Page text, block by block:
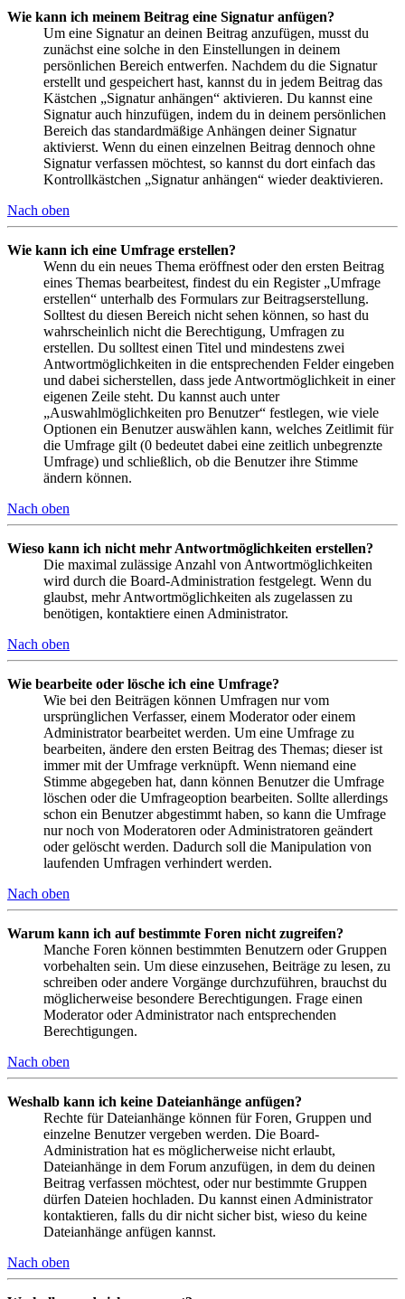
Wie kann ich meinem Beitrag eine Signatur anfügen?
Um eine Signatur an deinen Beitrag anzufügen, musst du
zunächst eine solche in den Einstellungen in deinem
persönlichen Bereich entwerfen. Nachdem du die Signatur
erstellt und gespeichert hast, kannst du in jedem Beitrag das
Kästchen „Signatur anhängen“ aktivieren. Du kannst eine
Signatur auch hinzufügen, indem du in deinem persönlichen
Bereich das standardmäßige Anhängen deiner Signatur
aktivierst. Wenn du einen einzelnen Beitrag dennoch ohne
Signatur verfassen möchtest, so kannst du dort einfach das
Kontrollkästchen „Signatur anhängen“ wieder deaktivieren.
Nach oben
Wie kann ich eine Umfrage erstellen?
Wenn du ein neues Thema eröffnest oder den ersten Beitrag
eines Themas bearbeitest, findest du ein Register „Umfrage
erstellen“ unterhalb des Formulars zur Beitragserstellung.
Solltest du diesen Bereich nicht sehen können, so hast du
wahrscheinlich nicht die Berechtigung, Umfragen zu
erstellen. Du solltest einen Titel und mindestens zwei
Antwortmöglichkeiten in die entsprechenden Felder eingeben
und dabei sicherstellen, dass jede Antwortmöglichkeit in einer
eigenen Zeile steht. Du kannst auch unter
„Auswahlmöglichkeiten pro Benutzer“ festlegen, wie viele
Optionen ein Benutzer auswählen kann, welches Zeitlimit für
die Umfrage gilt (0 bedeutet dabei eine zeitlich unbegrenzte
Umfrage) und schließlich, ob die Benutzer ihre Stimme
ändern können.
Nach oben
Wieso kann ich nicht mehr Antwortmöglichkeiten erstellen?
Die maximal zulässige Anzahl von Antwortmöglichkeiten
wird durch die Board-Administration festgelegt. Wenn du
glaubst, mehr Antwortmöglichkeiten als zugelassen zu
benötigen, kontaktiere einen Administrator.
Nach oben
Wie bearbeite oder lösche ich eine Umfrage?
Wie bei den Beiträgen können Umfragen nur vom
ursprünglichen Verfasser, einem Moderator oder einem
Administrator bearbeitet werden. Um eine Umfrage zu
bearbeiten, ändere den ersten Beitrag des Themas; dieser ist
immer mit der Umfrage verknüpft. Wenn niemand eine
Stimme abgegeben hat, dann können Benutzer die Umfrage
löschen oder die Umfrageoption bearbeiten. Sollte allerdings
schon ein Benutzer abgestimmt haben, so kann die Umfrage
nur noch von Moderatoren oder Administratoren geändert
oder gelöscht werden. Dadurch soll die Manipulation von
laufenden Umfragen verhindert werden.
Nach oben
Warum kann ich auf bestimmte Foren nicht zugreifen?
Manche Foren können bestimmten Benutzern oder Gruppen
vorbehalten sein. Um diese einzusehen, Beiträge zu lesen, zu
schreiben oder andere Vorgänge durchzuführen, brauchst du
möglicherweise besondere Berechtigungen. Frage einen
Moderator oder Administrator nach entsprechenden
Berechtigungen.
Nach oben
Weshalb kann ich keine Dateianhänge anfügen?
Rechte für Dateianhänge können für Foren, Gruppen und
einzelne Benutzer vergeben werden. Die Board-
Administration hat es möglicherweise nicht erlaubt,
Dateianhänge in dem Forum anzufügen, in dem du deinen
Beitrag verfassen möchtest, oder nur bestimmte Gruppen
dürfen Dateien hochladen. Du kannst einen Administrator
kontaktieren, falls du dir nicht sicher bist, wieso du keine
Dateianhänge anfügen kannst.
Nach oben